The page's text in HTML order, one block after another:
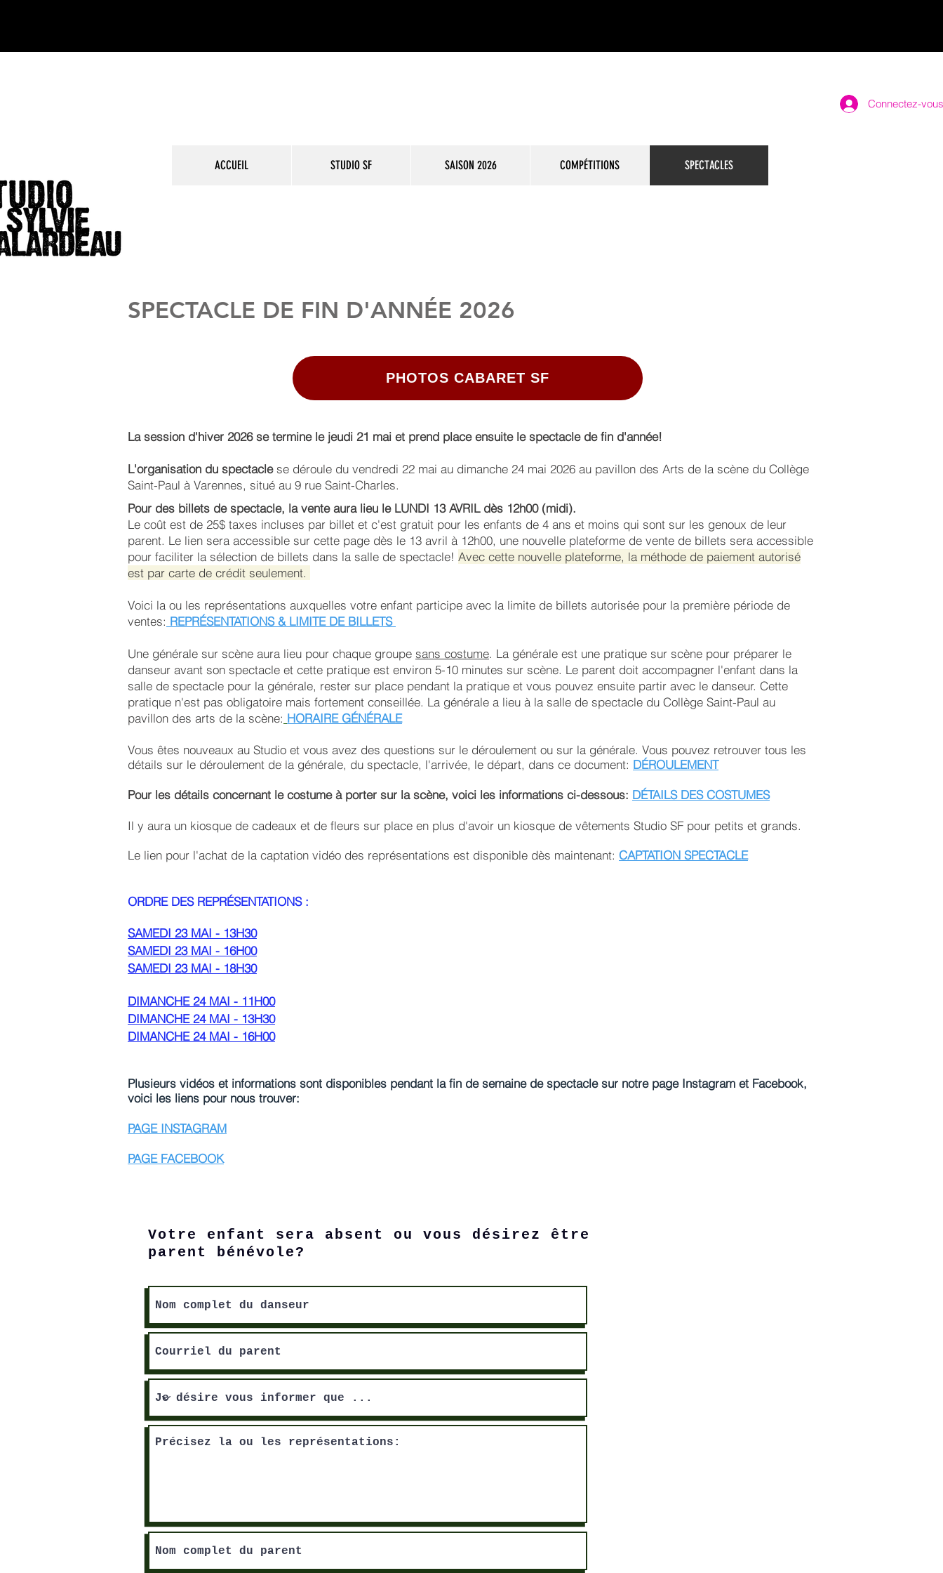
Connectez-vous
SPECTACLE DE FIN D'ANNÉE 2026
PHOTOS CABARET SF
La session d'hiver 2026 se termine le jeudi 21 mai et prend place ensuite le spectacle de fin d'année!
L'organisation du spectaclese déroule du vendredi 22 mai au dimanche 24 mai 2026 au pavillon des Arts de la scène du Collège
Saint-Paul à Varennes, situé au 9 rue Saint-Charles.
Pour des billets de spectacle, la vente aura lieu le LUNDI 13 AVRIL dès 12h00 (midi).
Le coût est de 25$ taxes incluses par billet et c'est gratuit pour les enfants de 4 ans et moins qui sont sur les genoux de leur
parent. ​Le lien sera accessible sur cette page dès le 13 avril à 12h00, une nouvelle plateforme de vente de billets sera accessible
pour faciliter la sélection de billets dans la salle de spectacle! Avec cette nouvelle plateforme, la méthode de paiement autorisé
est par carte de crédit seulement.
Voici la ou les représentations auxquelles votre enfant participe avec la limite de billets autorisée pour la première période de
ventes: REPRÉSENTATIONS & LIMITE DE BILLETS
Une générale sur scène aura lieu pour chaque groupe sans costume. La générale est une pratique sur scène pour préparer le
danseur avant son spectacle et cette pratique est environ 5-10 minutes sur scène. Le parent doit accompagner l'enfant dans la
salle de spectacle pour la générale, rester sur place pendant la pratique et vous pouvez ensuite partir avec le danseur. Cette
pratique n'est pas obligatoire mais fortement conseillée. La générale a lieu à la salle de spectacle du Collège Saint-Paul au
pavillon des arts de la scène: HORAIRE GÉNÉRALE
Vous êtes nouveaux au Studio et vous avez des questions sur le déroulement ou sur la générale. Vous pouvez retrouver tous les
détails sur le déroulement de la générale, du spectacle, l'arrivée, le départ, dans ce document: DÉROULEMENT
Pour les détails concernant le costume à porter sur la scène, voici les informations ci-dessous: DÉTAILS DES COSTUMES
Il y aura un kiosque de cadeaux et de fleurs sur place en plus d'avoir un kiosque de vêtements Studio SF pour petits et grands.
Le lien pour l'achat de la captation vidéo des représentations est disponible dès maintenant: CAPTATION SPECTACLE
ORDRE DES REPRÉSENTATIONS :
SAMEDI 23 MAI - 13H30
SAMEDI 23 MAI - 16H00
SAMEDI 23 MAI - 18H30
DIMANCHE 24 MAI - 11H00
DIMANCHE 24 MAI - 13H30
DIMANCHE 24 MAI - 16H00
Plusieurs vidéos et informations sont disponibles pendant la fin de semaine de spectacle sur notre page Instagram et Facebook,
voici les liens pour nous trouver:
PAGE INSTAGRAM
PAGE FACEBOOK
Votre enfant sera absent ou vous désirez être
parent bénévole?
ACCUEIL STUDIO SF SAISON 2026 COMPÉTITIONS SPECTACLES